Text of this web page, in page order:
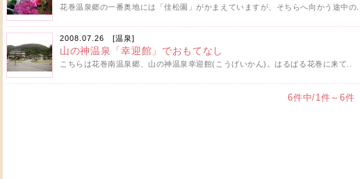
花巻温泉郷の一番奥地には「佳松園」がかまえていますが、そちらへ向かう途中の..
2008.07.26 [温泉]
山の神温泉「幸迎館」でおもてなし
こちらは花巻南温泉郷、山の神温泉幸迎館(こうげいかん)。はるばる花巻に来て..
6件中/1件～6件